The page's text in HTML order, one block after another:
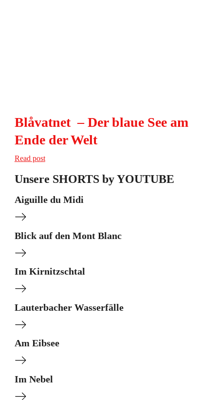
Blåvatnet – Der blaue See am
Ende der Welt
Read post
Unsere SHORTS by YOUTUBE
Aiguille du Midi
Blick auf den Mont Blanc
Im Kirnitzschtal
Lauterbacher Wasserfälle
Am Eibsee
Im Nebel